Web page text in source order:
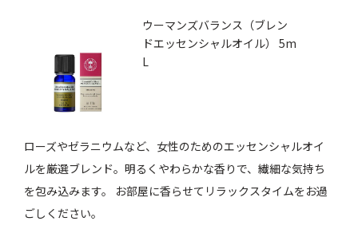
ウーマンズバランス（ブレン
ドエッセンシャルオイル） 5m
L
ローズやゼラニウムなど、女性のためのエッセンシャルオイ
ルを厳選ブレンド。明るくやわらかな香りで、繊細な気持ち
を包み込みます。 お部屋に香らせてリラックスタイムをお過
ごしください。